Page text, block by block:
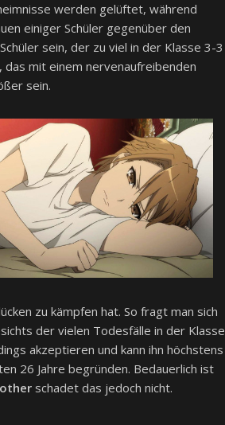
werden gelüftet, während
einiger Schüler gegenüber den
sein, der zu viel in der Klasse 3-3
das mit einem nervenaufreibenden
sein.
zu kämpfen hat. So fragt man sich
der vielen Todesfälle in der Klasse
akzeptieren und kann ihn höchstens
26 Jahre begründen. Bedauerlich ist
schadet das jedoch nicht.